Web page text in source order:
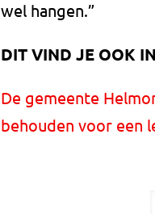
wel hangen.”
DIT VIND JE OOK
De gemeente
behouden voor een